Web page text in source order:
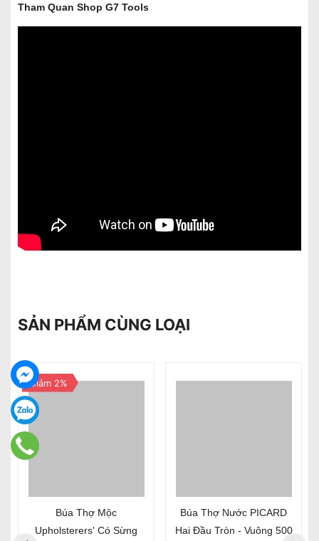
Tham Quan Shop G7 Tools
SẢN PHẨM CÙNG LOẠI
Giảm 2%
Búa Thợ Mộc
Upholsterers' Có Sừng
Búa Thợ Nước PICARD
Hai Đầu Tròn - Vuông 500